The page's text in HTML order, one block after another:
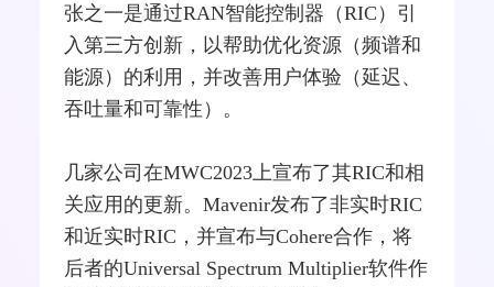
张之一是通过RAN智能控制器（RIC）引
入第三方创新，以帮助优化资源（频谱和
能源）的利用，并改善用户体验（延迟、
吞吐量和可靠性）。
几家公司在MWC2023上宣布了其RIC和相
关应用的更新。Mavenir发布了非实时RIC
和近实时RIC，并宣布与Cohere合作，将
后者的Universal Spectrum Multiplier软件作